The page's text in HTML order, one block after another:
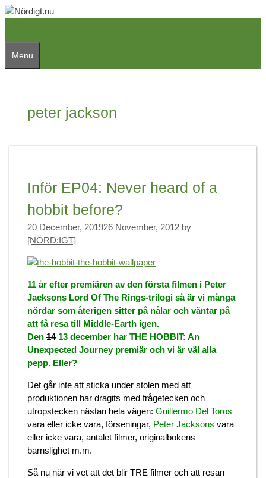
Skip
Menu
peter jackson
Inför EP04: Never heard of a
hobbit before?
20 December, 201926 November, 2012 by
[NÖRD:IGT]
11 år efter premiären av den första filmen i Peter
Jacksons Lord Of The Rings-trilogi så är vi många
nördar som återigen sitter på nålar och väntar på
att få resa till Middle-Earth igen.
Den 1413 december har THE HOBBIT: An
Unexpected Journey premiär och vi är väl alla
pepp. Eller?
Det går inte att sticka under stolen med att
produktionen har dragits med frågetecken och
utropstecken nästan hela vägen: Guillermo Del Toros
vara eller icke vara, förseningar, Peter Jacksons vara
eller icke vara, antalet filmer, originalbokens
barnslighet m.m.
Så nu när vi vet att det blir TRE filmer och att resan